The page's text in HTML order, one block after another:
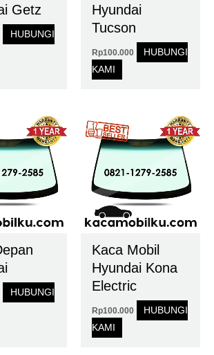
Getz
HUBUNGI
Hyundai
Tucson
Rp100.000
HUBUNGI
KAMI
HUBUNGI
Kaca Mobil
Hyundai Kona
Electric
Rp100.000
HUBUNGI
KAMI